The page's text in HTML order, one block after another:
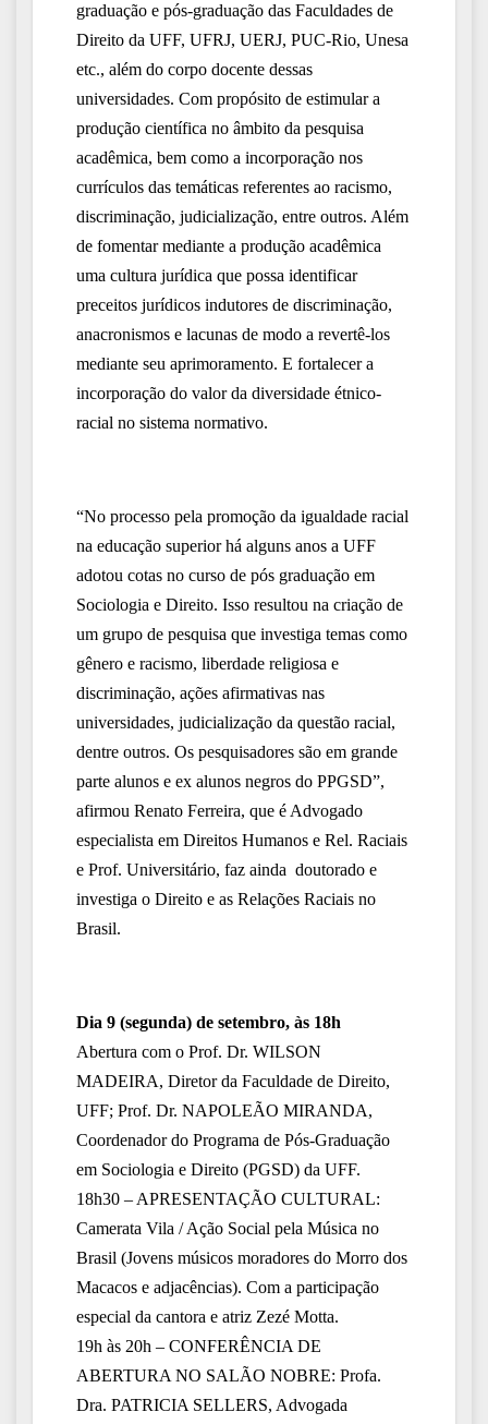
graduação e pós-graduação das Faculdades de
Direito da UFF, UFRJ, UERJ, PUC-Rio, Unesa
etc., além do corpo docente dessas
universidades. Com propósito de estimular a
produção científica no âmbito da pesquisa
acadêmica, bem como a incorporação nos
currículos das temáticas referentes ao racismo,
discriminação, judicialização, entre outros. Além
de fomentar mediante a produção acadêmica
uma cultura jurídica que possa identificar
preceitos jurídicos indutores de discriminação,
anacronismos e lacunas de modo a revertê-los
mediante seu aprimoramento. E fortalecer a
incorporação do valor da diversidade étnico-
racial no sistema normativo.
“No processo pela promoção da igualdade racial
na educação superior há alguns anos a UFF
adotou cotas no curso de pós graduação em
Sociologia e Direito. Isso resultou na criação de
um grupo de pesquisa que investiga temas como
gênero e racismo, liberdade religiosa e
discriminação, ações afirmativas nas
universidades, judicialização da questão racial,
dentre outros. Os pesquisadores são em grande
parte alunos e ex alunos negros do PPGSD”,
afirmou Renato Ferreira, que é Advogado
especialista em Direitos Humanos e Rel. Raciais
e Prof. Universitário, faz ainda doutorado e
investiga o Direito e as Relações Raciais no
Brasil.
Dia 9 (segunda) de setembro, às 18h
Abertura com o Prof. Dr. WILSON
MADEIRA, Diretor da Faculdade de Direito,
UFF; Prof. Dr. NAPOLEÃO MIRANDA,
Coordenador do Programa de Pós-Graduação
em Sociologia e Direito (PGSD) da UFF.
18h30 – APRESENTAÇÃO CULTURAL:
Camerata Vila / Ação Social pela Música no
Brasil (Jovens músicos moradores do Morro dos
Macacos e adjacências). Com a participação
especial da cantora e atriz Zezé Motta.
19h às 20h – CONFERÊNCIA DE
ABERTURA NO SALÃO NOBRE: Profa.
Dra. PATRICIA SELLERS, Advogada